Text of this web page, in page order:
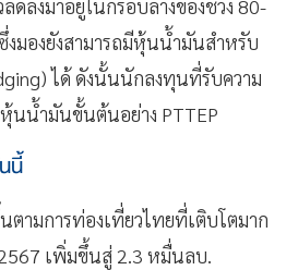
ลงมาอยู่ในกรอบล่างของช่วง 80-
งมองยังสามารถมีหุ้นน้ำมันสำหรับ
ได้ ดังนั้นนักลงทุนที่รับความ
หุ้นน้ำมันขั้นต้นอย่าง PTTEP
นี้
ตามการท่องเที่ยวไทยที่เติบโตมาก
เพิ่มขึ้นสู่ 2.3 หมื่นลบ.